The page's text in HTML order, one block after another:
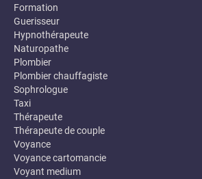
Formation
Guerisseur
Hypnothérapeute
Naturopathe
Plombier
Plombier chauffagiste
Sophrologue
Taxi
Thérapeute
Thérapeute de couple
Voyance
Voyance cartomancie
Voyant medium